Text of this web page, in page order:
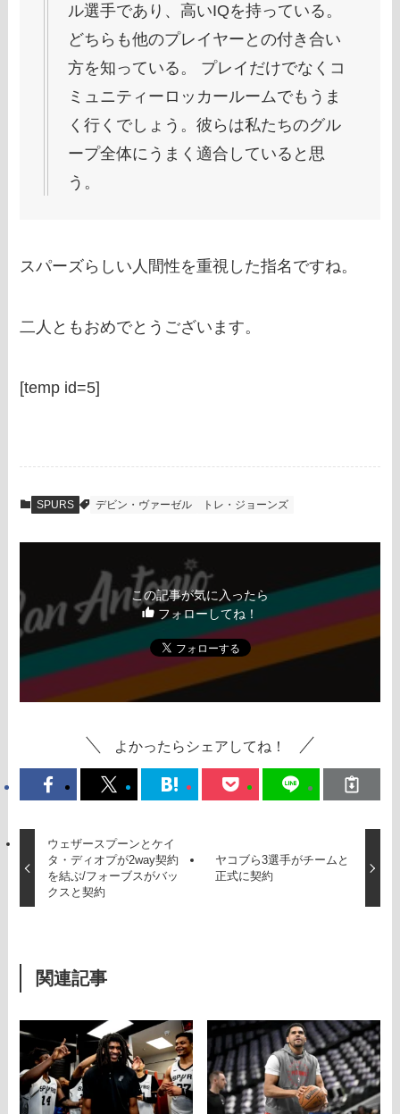
ル選手であり、高いIQを持っている。
どちらも他のプレイヤーとの付き合い
方を知っている。 プレイだけでなくコ
ミュニティーロッカールームでもうま
く行くでしょう。彼らは私たちのグル
ープ全体にうまく適合していると思
う。
スパーズらしい人間性を重視した指名ですね。
二人ともおめでとうございます。
[temp id=5]
SPURS デビン・ヴァーゼル トレ・ジョーンズ
この記事が気に入ったら
フォローしてね！
よかったらシェアしてね！
ウェザースプーンとケイ
タ・ディオプが2way契約
を結ぶ/フォーブスがバッ
クスと契約
ヤコブら3選手がチームと
正式に契約
関連記事